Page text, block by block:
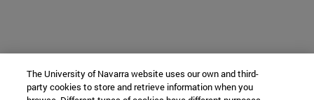
The University of Navarra website uses our own and third-
party cookies to store and retrieve information when you